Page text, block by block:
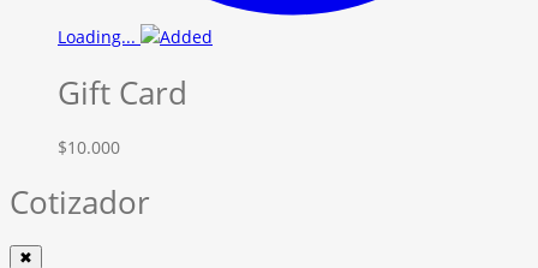
Loading...
Gift Card
$10.000
Cotizador
✖